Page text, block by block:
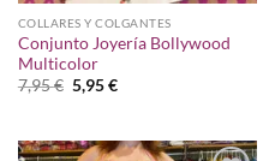
COLLARES Y COLGANTES
Conjunto Joyería Bollywood
Multicolor
7,95€ El
precio
7,95 €.
5,95€El
5,95 €.